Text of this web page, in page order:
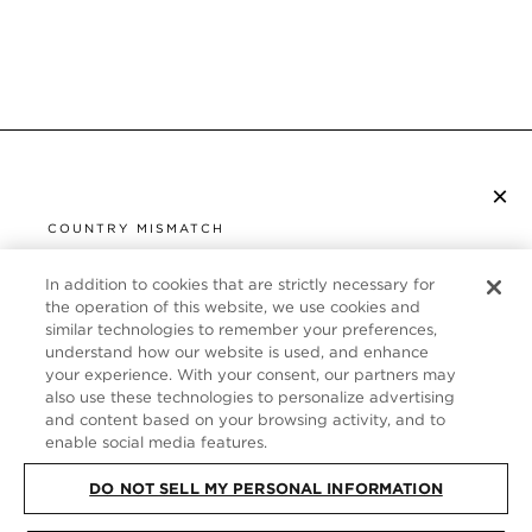
×
COUNTRY MISMATCH
UNITED STATES
It looks like you are visiting us from United States,
but you are currently browsing our France store.
Would you like to be redirected to your local site?
SHOP IN UNITED STATES
CONTINUE BROWSING HERE
SERVICE CLIENT
À PROPOS
FOLLOW US
In addition to cookies that are strictly necessary for
the operation of this website, we use cookies and
similar technologies to remember your preferences,
understand how our website is used, and enhance
your experience. With your consent, our partners may
also use these technologies to personalize advertising
and content based on your browsing activity, and to
enable social media features.
DO NOT SELL MY PERSONAL INFORMATION